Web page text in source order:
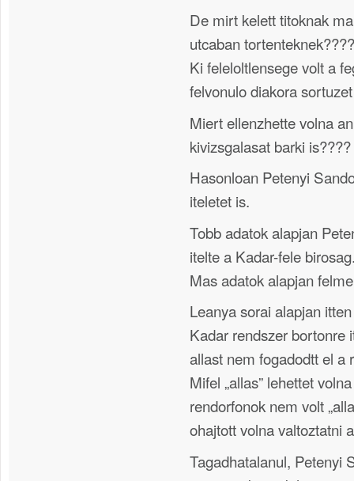
De mirt kelett titoknak
utcaban tortenteknek????
Ki feleloltlensege volt a
felvonulo diakora
Miert ellenzhette volna
kivizsgalasat barki is????
Hasonloan Petenyi
iteletet is.
Tobb adatok alapjan
itelte a Kadar-fele
Mas adatok alapjan
Leanya sorai alapjan
Kadar rendszer bortonre
allast nem fogadodtt el a
Mifel „allas” lehettet
rendorfonok nem volt
ohajtott volna valtoztatni
Tagadhatalanul, Petenyi